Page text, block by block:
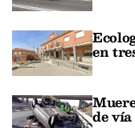
en
de